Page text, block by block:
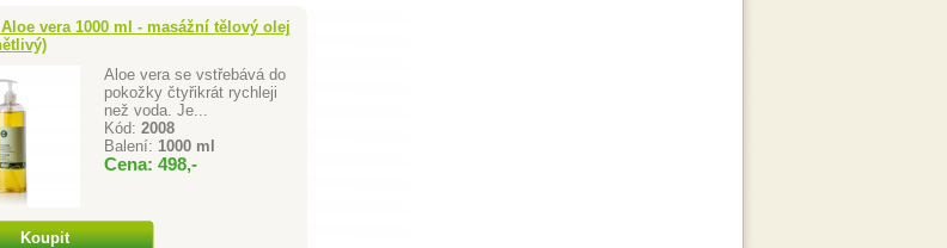
vera 1000 ml - masážní tělový olej
Aloe vera se vstřebává do
pokožky čtyřikrát rychleji
než voda. Je...
Kód: 2008
Balení: 1000 ml
Cena: 498,-
Koupit